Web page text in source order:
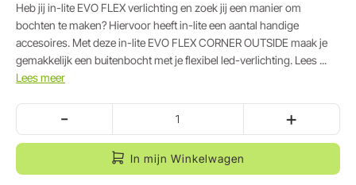
Heb jij in-lite EVO FLEX verlichting en zoek jij een manier om
bochten te maken? Hiervoor heeft in-lite een aantal handige
accesoires. Met deze in-lite EVO FLEX CORNER OUTSIDE maak je
gemakkelijk een buitenbocht met je flexibel led-verlichting. Lees ...
Lees meer
- +
In mijn Winkelwagen